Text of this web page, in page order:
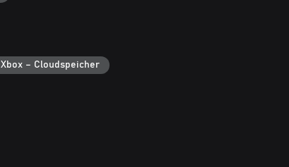
Xbox – Cloudspeicher